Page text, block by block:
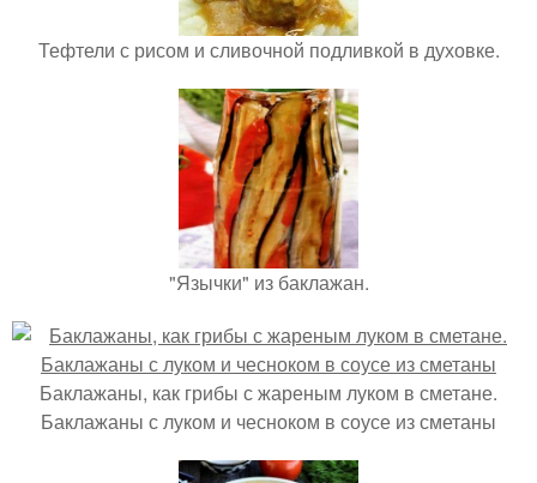
Тефтели с рисом и сливочной подливкой в духовке.
"Язычки" из баклажан.
Баклажаны, как грибы с жареным луком в сметане.
Баклажаны с луком и чесноком в соусе из сметаны